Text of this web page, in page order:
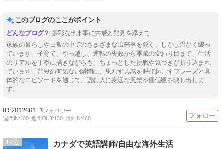
このブログのここがポイント
多彩な出来事に共感と発見を添えて
家族の暮らしや日常の中でのさまざまな出来事を鋭く、しかし温かく綴っ
ています。子育て、引っ越し、運転の失敗から季節の変わり目まで、生活
のリアルを丁寧に描きながらも、ちょっとした挑戦や気づきが折り込まれ
ています。普段の何気ない瞬間に、思わず共感を呼び起こすフレーズと具
体的なエピソードを通じて、読む人に身近な風景や価値観を映し出しま
す。
2012661 3
週間IN:100 週間OUT:130 月間IN:460
19 カナダで英語講師/自由な海外生活